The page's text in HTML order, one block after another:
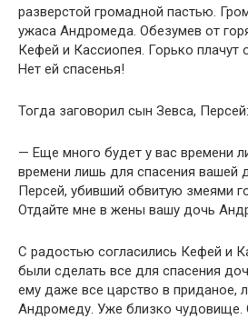
разверстой громадной пастью.
ужаса Андромеда. Обезумев от
Кефей и Кассиопея. Горько плачут
Нет ей спасенья!
Тогда заговорил сын Зевса, Персей:
— Еще много будет у вас времени
времени лишь для спасения вашей
Персей, убивший обвитую змеями
Отдайте мне в жены вашу дочь
С радостью согласились Кефей и
были сделать все для спасения
ему даже все царство в приданое,
Андромеду. Уже близко чудовище.